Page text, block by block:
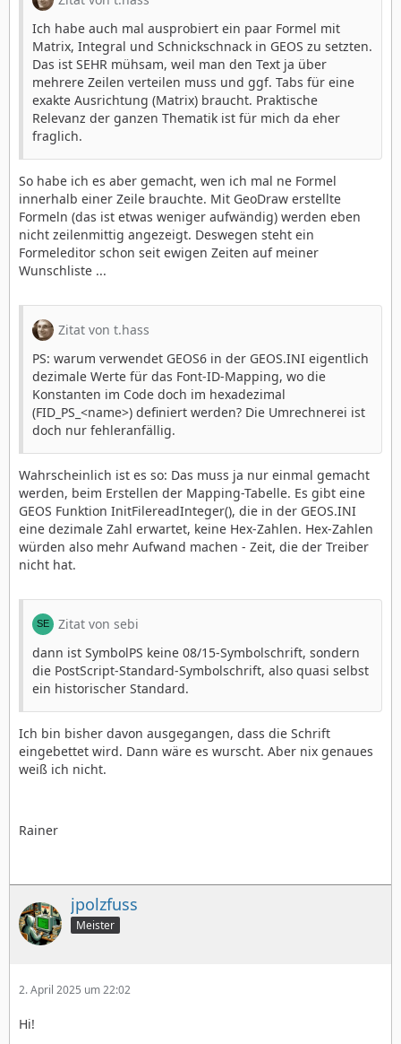
Ich habe auch mal ausprobiert ein paar Formel mit
Matrix, Integral und Schnickschnack in GEOS zu setzten.
Das ist SEHR mühsam, weil man den Text ja über
mehrere Zeilen verteilen muss und ggf. Tabs für eine
exakte Ausrichtung (Matrix) braucht. Praktische
Relevanz der ganzen Thematik ist für mich da eher
fraglich.
So habe ich es aber gemacht, wen ich mal ne Formel
innerhalb einer Zeile brauchte. Mit GeoDraw erstellte
Formeln (das ist etwas weniger aufwändig) werden eben
nicht zeilenmittig angezeigt. Deswegen steht ein
Formeleditor schon seit ewigen Zeiten auf meiner
Wunschliste ...
Zitat von t.hass
PS: warum verwendet GEOS6 in der GEOS.INI eigentlich
dezimale Werte für das Font-ID-Mapping, wo die
Konstanten im Code doch im hexadezimal
(FID_PS_<name>) definiert werden? Die Umrechnerei ist
doch nur fehleranfällig.
Wahrscheinlich ist es so: Das muss ja nur einmal gemacht
werden, beim Erstellen der Mapping-Tabelle. Es gibt eine
GEOS Funktion InitFilereadInteger(), die in der GEOS.INI
eine dezimale Zahl erwartet, keine Hex-Zahlen. Hex-Zahlen
würden also mehr Aufwand machen - Zeit, die der Treiber
nicht hat.
Zitat von sebi
dann ist SymbolPS keine 08/15-Symbolschrift, sondern
die PostScript-Standard-Symbolschrift, also quasi selbst
ein historischer Standard.
Ich bin bisher davon ausgegangen, dass die Schrift
eingebettet wird. Dann wäre es wurscht. Aber nix genaues
weiß ich nicht.
Rainer
jpolzfuss
Meister
2. April 2025 um 22:02
Hi!